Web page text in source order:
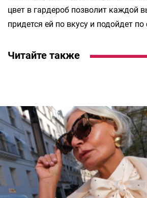
цвет в гардероб позволит каждой
придется ей по вкусу и подойдет
Читайте также